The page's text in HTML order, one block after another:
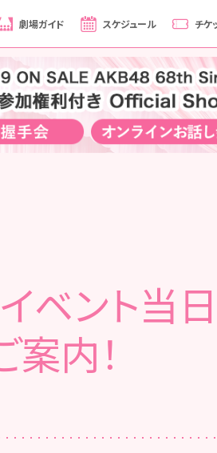
劇場ガイド スケジュール チケ
ベント当
案内！